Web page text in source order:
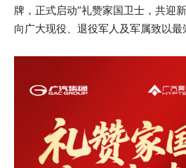
牌，正式启动“礼赞家国卫士，共迎
向广大现役、退役军人及军属致以最